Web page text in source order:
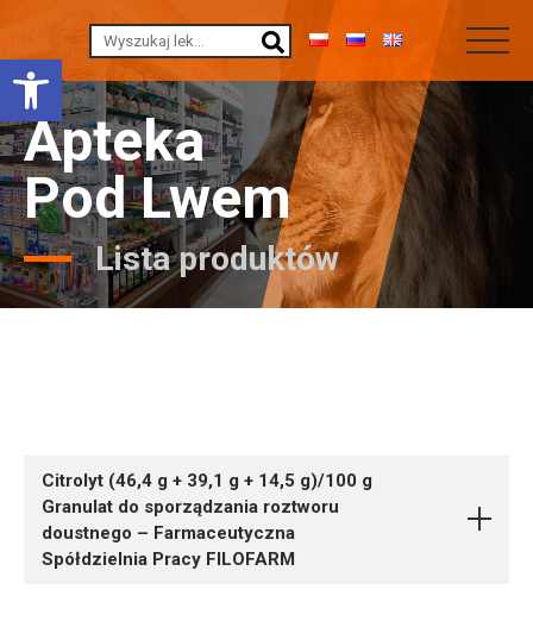
Otwórz pasek narzędzi
Apteka
Pod Lwem
Lista produktów
Citrolyt (46,4 g + 39,1 g + 14,5 g)/100 g
Granulat do sporządzania roztworu
doustnego – Farmaceutyczna
Spółdzielnia Pracy FILOFARM